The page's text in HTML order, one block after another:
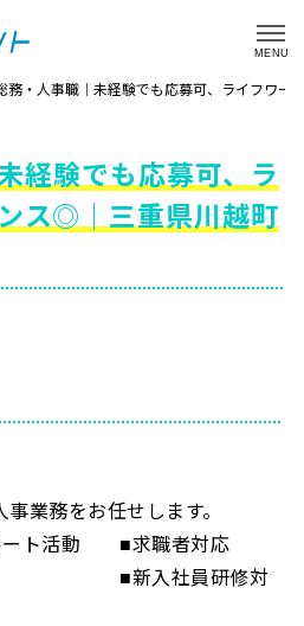
MENU
務・人事職｜未経験でも応募可、ライフワー
経験でも応募可、ラ
ス◎｜三重県川越町
事業務をお任せします。
ート活動 ■求職者対応
■新入社員研修対